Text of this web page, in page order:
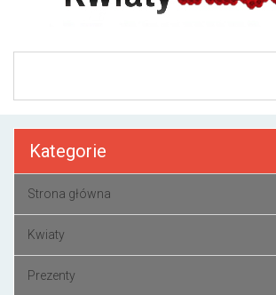
Kategorie
Strona główna
Kwiaty
Prezenty